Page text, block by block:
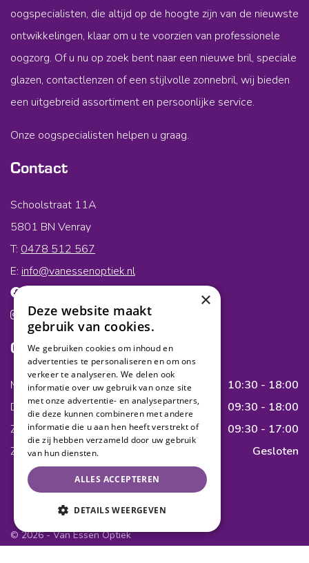
oogspecialisten, die altijd op de hoogte zijn van de nieuwste
ontwikkelingen, klaar om u te voorzien van professionele
oogzorg. Of u nu op zoek bent naar een nieuwe bril, speciale
glazen, contactlenzen of een stijlvolle zonnebril, wij bieden
een uitgebreid assortiment en persoonlijke service.
Onze oogspecialisten helpen u graag.
Contact
Schoolstraat 11A
5801 BN Venray
T: 0478 512 567
E: info@vanessenoptiek.nl
Volg ons op Instagram
Openingstijden
Maandag
10:30 - 18:00
Dinsdag t/m vrijdag
09:30 - 18:00
Zaterdag
09:30 - 17:00
Zondag
Gesloten
© 2026 - Van Essen Optiek
×
Deze website maakt
gebruik van cookies.
We gebruiken cookies om inhoud en
advertenties te personaliseren en om ons
verkeer te analyseren. We delen ook
informatie over uw gebruik van onze site
met onze advertentie- en analysepartners,
die deze kunnen combineren met andere
informatie die u aan hen heeft verstrekt of
die zij hebben verzameld door uw gebruik
van hun diensten.
ALLES ACCEPTEREN
DETAILS WEERGEVEN